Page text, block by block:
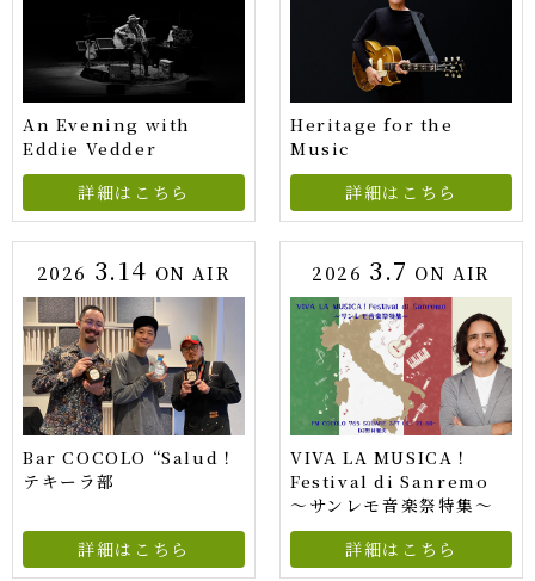
An Evening with
Eddie Vedder
詳細はこちら
Heritage for the
Music
詳細はこちら
2026 3.14 ON AIR
Bar COCOLO “Salud！
テキーラ部
詳細はこちら
2026 3.7 ON AIR
VIVA LA MUSICA！
Festival di Sanremo
～サンレモ音楽祭特集～
詳細はこちら